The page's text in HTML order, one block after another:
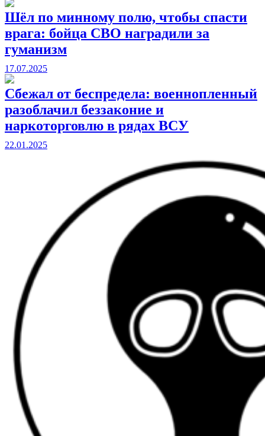
Шёл по минному полю, чтобы спасти
врага: бойца СВО наградили за
гуманизм
17.07.2025
Сбежал от беспредела: военнопленный
разоблачил беззаконие и
наркоторговлю в рядах ВСУ
22.01.2025